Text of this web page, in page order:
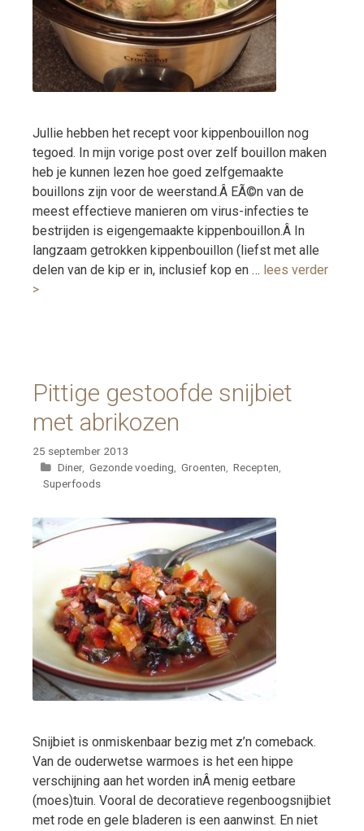
Jullie hebben het recept voor kippenbouillon nog
tegoed. In mijn vorige post over zelf bouillon maken
heb je kunnen lezen hoe goed zelfgemaakte
bouillons zijn voor de weerstand.Â EÃ©n van de
meest effectieve manieren om virus-infecties te
bestrijden is eigengemaakte kippenbouillon.Â In
langzaam getrokken kippenbouillon (liefst met alle
delen van de kip er in, inclusief kop en … lees verder
>
Pittige gestoofde snijbiet
met abrikozen
25 september 2013
Categorieën
Diner, Gezonde voeding Groenten Recepten
Superfoods
Snijbiet is onmiskenbaar bezig met z’n comeback.
Van de ouderwetse warmoes is het een hippe
verschijning aan het worden inÂ menig eetbare
(moes)tuin. Vooral de decoratieve regenboogsnijbiet
met rode en gele bladeren is een aanwinst. En niet